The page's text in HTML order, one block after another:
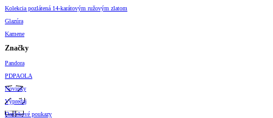
Kolekcia pozlátená 14-karátovým ružovým zlatom
Glazúra
Kamene
Značky
Pandora
PDPAOLA
Novinky
Výpredaj
Darčekové poukazy